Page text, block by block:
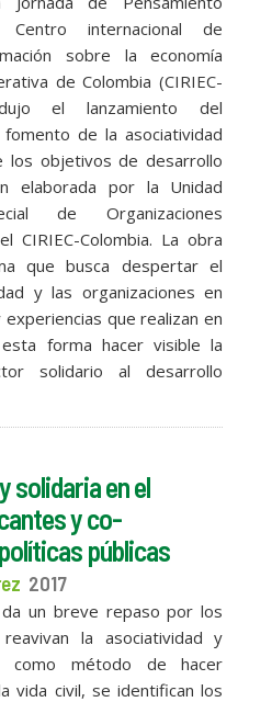
internacional de
sobre la economía
de Colombia (CIRIEC-
el lanzamiento del
de la asociatividad
los objetivos de desarrollo
elaborada por la Unidad
de Organizaciones
CIRIEC-Colombia. La obra
que busca despertar el
y las organizaciones en
que realizan en
forma hacer visible la
solidario al desarrollo
solidaria en el
y co-
públicas
2017
un breve repaso por los
la asociatividad y
como método de hacer
vida civil, se identifican los